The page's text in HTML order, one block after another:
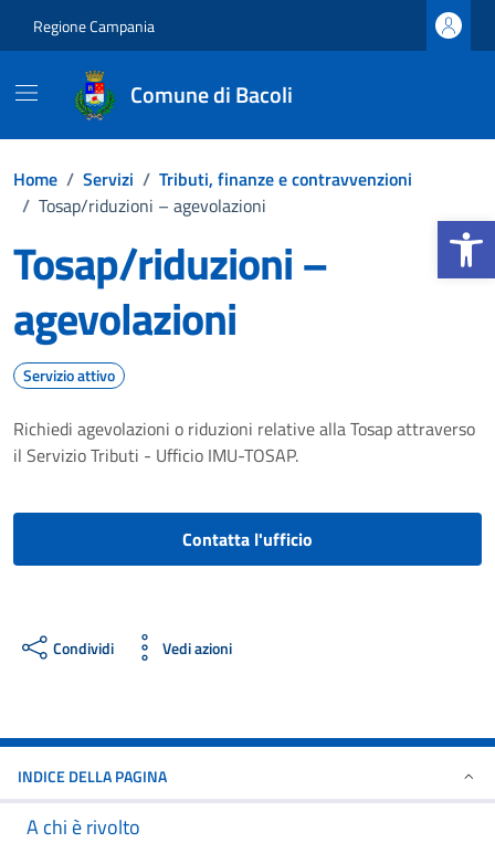
Apri la
Regione Campania
Comune di Bacoli
Home / Servizi / Tributi, finanze e contravvenzioni
/ Tosap/riduzioni – agevolazioni
Tosap/riduzioni –
agevolazioni
Servizio attivo
Richiedi agevolazioni o riduzioni relative alla Tosap attraverso
il Servizio Tributi - Ufficio IMU-TOSAP.
Contatta l'ufficio
Condividi Vedi azioni
INDICE DELLA PAGINA
A chi è rivolto